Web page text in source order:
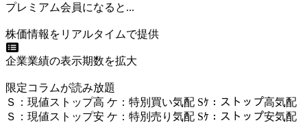
プレミアム会員になると...
株価情報をリアルタイムで提供
企業業績の表示期数を拡大
限定コラムが読み放題
Ｓ ： 現値ストップ高 ケ ： 特別買い気配 Sｹ ： ストップ高気配
Ｓ ： 現値ストップ安 ケ ： 特別売 り 気配 Sｹ ： ストップ安気配